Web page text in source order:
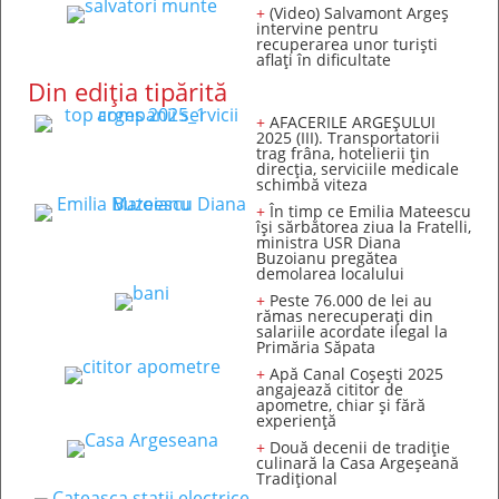
+ (Video) Salvamont Argeș
intervine pentru
recuperarea unor turişti
aflaţi în dificultate
Din ediția tipărită
+ AFACERILE ARGEȘULUI
2025 (III). Transportatorii
trag frâna, hotelierii țin
direcția, serviciile medicale
schimbă viteza
+În timp ce Emilia Mateescu
își sărbătorea ziua la Fratelli,
ministra USR Diana
Buzoianu pregătea
demolarea localului
+ Peste 76.000 de lei au
rămas nerecuperați din
salariile acordate ilegal la
Primăria Săpata
+ Apă Canal Coșești 2025
angajează cititor de
apometre, chiar și fără
experiență
+ Două decenii de tradiție
culinară la Casa Argeșeană
Tradițional